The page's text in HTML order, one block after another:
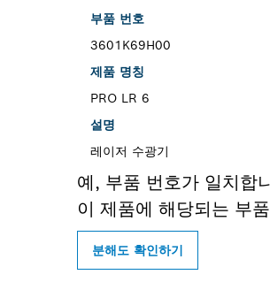
부품 번호
3601K69H00
제품 명칭
PRO LR 6
설명
레이저 수광기
예, 부품 번호가 일치합
이 제품에 해당되는 부
분해도 확인하기